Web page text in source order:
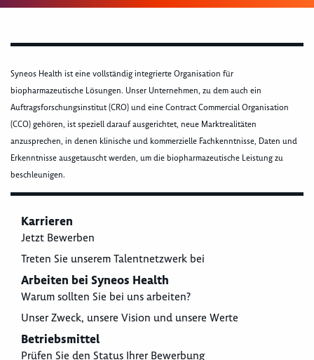
Syneos Health ist eine vollständig integrierte Organisation für
biopharmazeutische Lösungen. Unser Unternehmen, zu dem auch ein
Auftragsforschungsinstitut (CRO) und eine Contract Commercial Organisation
(CCO) gehören, ist speziell darauf ausgerichtet, neue Marktrealitäten
anzusprechen, in denen klinische und kommerzielle Fachkenntnisse, Daten und
Erkenntnisse ausgetauscht werden, um die biopharmazeutische Leistung zu
beschleunigen.
Karrieren
Jetzt Bewerben
Treten Sie unserem Talentnetzwerk bei
Arbeiten bei Syneos Health
Warum sollten Sie bei uns arbeiten?
Unser Zweck, unsere Vision und unsere Werte
Betriebsmittel
Prüfen Sie den Status Ihrer Bewerbung